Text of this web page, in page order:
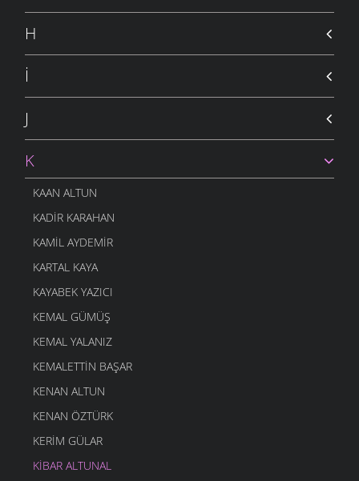
H
İ
J
K
KAAN ALTUN
KADIR KARAHAN
KAMIL AYDEMIR
KARTAL KAYA
KAYABEK YAZICI
KEMAL GÜMÜŞ
KEMAL YALANIZ
KEMALETTIN BAŞAR
KENAN ALTUN
KENAN ÖZTÜRK
KERIM GÜLAR
KIBAR ALTUNAL